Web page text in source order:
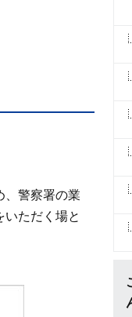
、警察署の業
ただく場と